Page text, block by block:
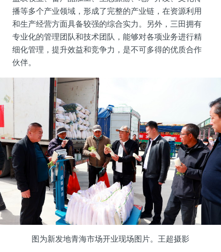
播等多个产业领域，形成了完整的产业链，在资源利用
和生产经营方面具备较强的综合实力。另外，三田拥有
专业化的管理团队和技术团队，能够对各项业务进行精
细化管理，提升效益和竞争力，是不可多得的优质合作
伙伴。
图为新发地青海市场开业现场图片。王超摄影